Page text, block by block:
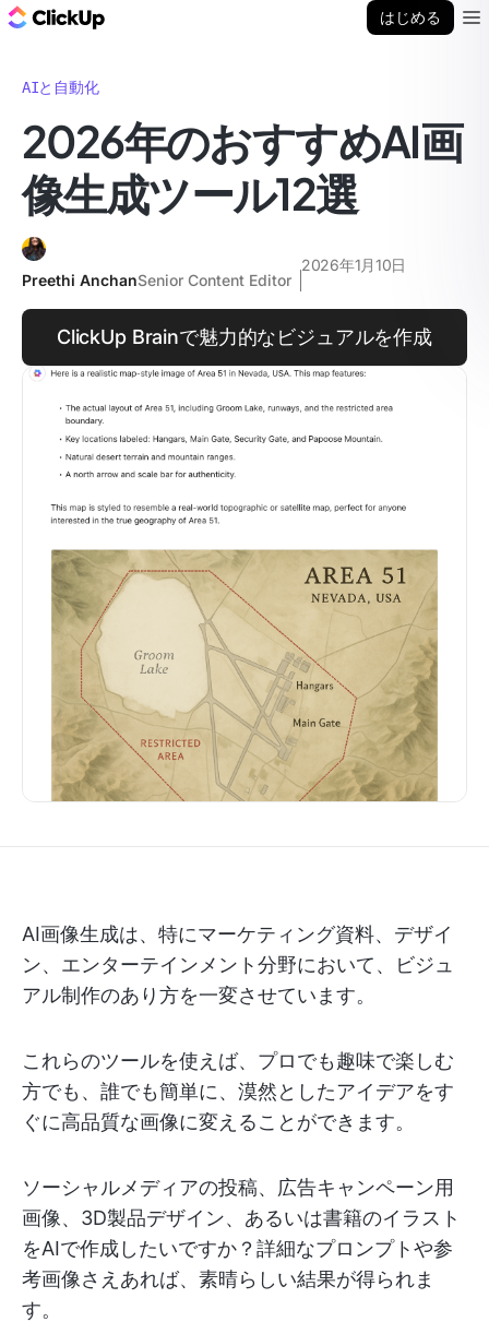
はじめる
AIと自動化
2026年のおすすめAI画
像生成ツール12選
Preethi AnchanSenior Content Editor
2026年1月10日
ClickUp Brainで魅力的なビジュアルを作成
AI画像生成は、特にマーケティング資料、デザイ
ン、エンターテインメント分野において、ビジュ
アル制作のあり方を一変させています。
これらのツールを使えば、プロでも趣味で楽しむ
方でも、誰でも簡単に、漠然としたアイデアをす
ぐに高品質な画像に変えることができます。
ソーシャルメディアの投稿、広告キャンペーン用
画像、3D製品デザイン、あるいは書籍のイラスト
をAIで作成したいですか？詳細なプロンプトや参
考画像さえあれば、素晴らしい結果が得られま
す。